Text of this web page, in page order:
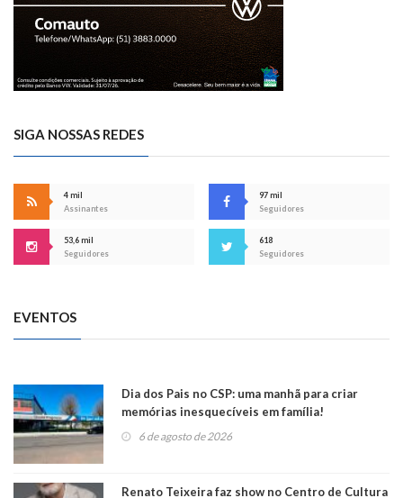
SIGA NOSSAS REDES
4 mil
Assinantes
97 mil
Seguidores
53,6 mil
Seguidores
618
Seguidores
EVENTOS
Dia dos Pais no CSP: uma manhã para criar
memórias inesquecíveis em família!
6 de agosto de 2026
Renato Teixeira faz show no Centro de Cultura